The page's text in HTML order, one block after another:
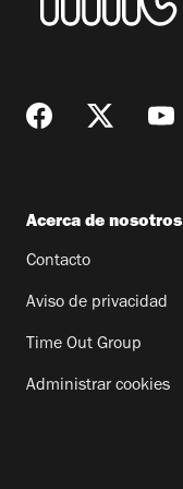
Acerca de nosotros
Contacto
Aviso de privacidad
Time Out Group
Administrar cookies